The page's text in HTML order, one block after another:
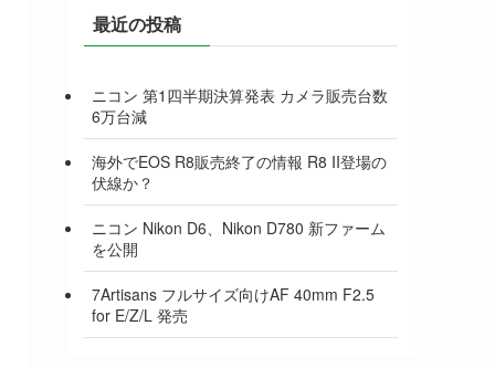
最近の投稿
ニコン 第1四半期決算発表 カメラ販売台数
6万台減
海外でEOS R8販売終了の情報 R8 II登場の
伏線か？
ニコン Nikon D6、Nikon D780 新ファーム
を公開
7Artisans フルサイズ向けAF 40mm F2.5
for E/Z/L 発売